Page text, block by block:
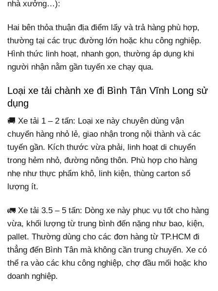
nhà xưởng…):
Hai bên thỏa thuận địa điểm lấy và trả hàng phù hợp,
thường tại các trục đường lớn hoặc khu công nghiệp.
Hình thức linh hoạt, nhanh gọn, thường áp dụng khi
người nhận nằm gần tuyến xe chạy qua.
Loại xe tải chành xe đi Bình Tân Vĩnh Long sử
dụng
🚚 Xe tải 1 – 2 tấn: Loại xe này chuyên dùng vận
chuyển hàng nhỏ lẻ, giao nhận trong nội thành và các
tuyến gần. Kích thước vừa phải, linh hoạt di chuyển
trong hẻm nhỏ, đường nông thôn. Phù hợp cho hàng
nhẹ như thực phẩm khô, linh kiện, thùng carton số
lượng ít.
🚛 Xe tải 3.5 – 5 tấn: Dòng xe này phục vụ tốt cho hàng
vừa, khối lượng từ trung bình đến nặng như bao, kiện,
pallet. Thường dùng cho các đơn hàng từ TP.HCM đi
thẳng đến Bình Tân mà không cần trung chuyển. Xe có
thể ra vào các khu công nghiệp, chợ đầu mối hoặc kho
doanh nghiệp.